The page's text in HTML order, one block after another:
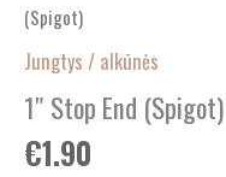
(Spigot)
Jungtys / alkūnės
1″ Stop End (Spigot)
€1.90